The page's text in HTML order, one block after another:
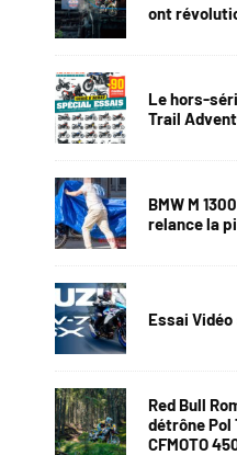
ont
Le hors-
Trail
BMW M
relance la
Essai Vidéo
Red Bull
détrône Pol
CFMOTO